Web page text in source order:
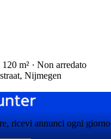
m² · Non arredato
Nijmegen
ricevi annunci ogni giorno